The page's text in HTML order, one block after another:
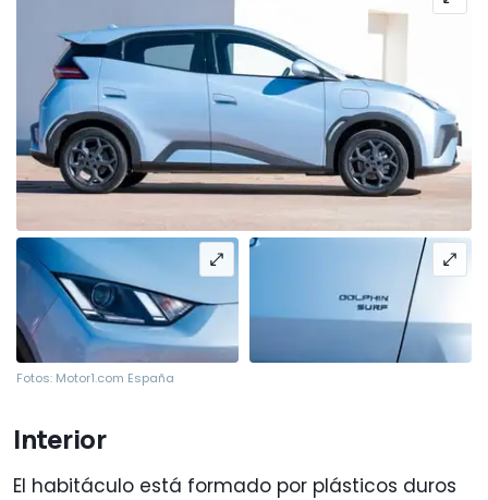
Fotos: Motor1.com España
Interior
El habitáculo está formado por plásticos duros